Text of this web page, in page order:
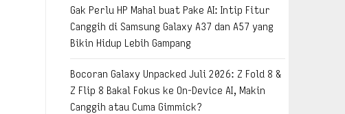
Gak Perlu HP Mahal buat Pake AI: Intip Fitur
Canggih di Samsung Galaxy A37 dan A57 yang
Bikin Hidup Lebih Gampang
Bocoran Galaxy Unpacked Juli 2026: Z Fold 8 &
Z Flip 8 Bakal Fokus ke On-Device AI, Makin
Canggih atau Cuma Gimmick?